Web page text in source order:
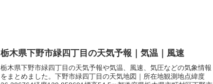
栃木県下野市緑四丁目の天気予報｜気温｜風速
栃木県下野市緑四丁目の天気予報や気温、風速、気圧などの気象情報
をまとめました。下野市緑四丁目の天気地図｜所在地観測地点緯度